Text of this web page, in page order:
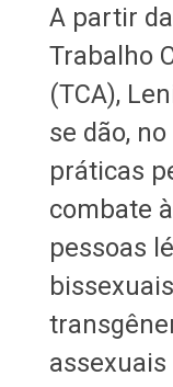
A partir
Trabalho
(TCA),
se dão,
práticas
combate
pessoas